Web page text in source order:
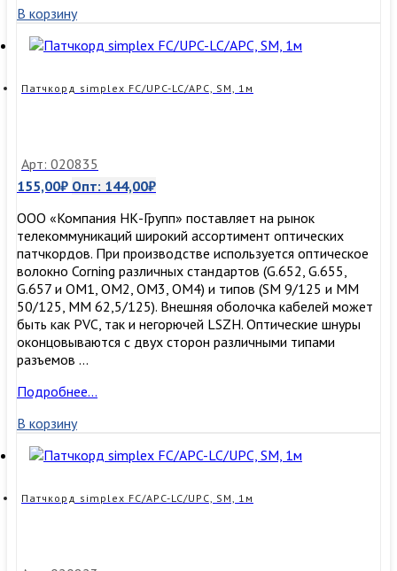
FC/APC-
LC/APC,
SM,
В корзину
Патчкорд simplex FC/UPC-LC/APC, SM, 1м
Арт: 020835
155,00₽ Опт: 144,00₽
ООО «Компания НК-Групп» поставляет на рынок
телекоммуникаций широкий ассортимент оптических
патчкордов. При производстве используется оптическое
волокно Corning различных стандартов (G.652, G.655,
G.657 и OM1, OM2, OM3, ОМ4) и типов (SM 9/125 и MM
50/125, MM 62,5/125). Внешняя оболочка кабелей может
быть как PVC, так и негорючей LSZH. Оптические шнуры
оконцовываются с двух сторон различными типами
разъемов …
Патчкорд
FC/UPC-
LC/APC,
SM,
Подробнее…
В корзину
Патчкорд simplex FC/APC-LC/UPC, SM, 1м